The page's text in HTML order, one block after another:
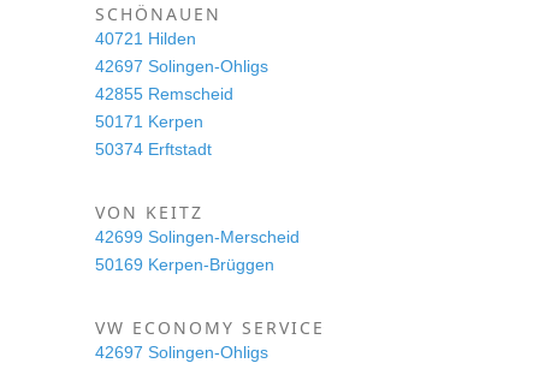
SCHÖNAUEN
40721 Hilden
42697 Solingen-Ohligs
42855 Remscheid
50171 Kerpen
50374 Erftstadt
VON KEITZ
42699 Solingen-Merscheid
50169 Kerpen-Brüggen
VW ECONOMY SERVICE
42697 Solingen-Ohligs